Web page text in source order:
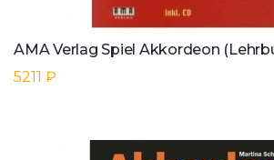
5211 ₽